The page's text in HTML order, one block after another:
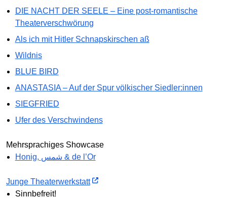
DIE NACHT DER SEELE – Eine post-romantische
Theaterverschwörung
Als ich mit Hitler Schnapskirschen aß
Wildnis
BLUE BIRD
ANASTASIA – Auf der Spur völkischer Siedler:innen
SIEGFRIED
Ufer des Verschwindens
Mehrsprachiges Showcase
Honig, شمس & de l’Or
Junge Theaterwerkstatt
Sinnbefreit!